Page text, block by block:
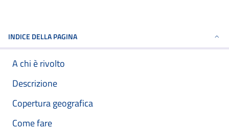
INDICE DELLA PAGINA
A chi è rivolto
Descrizione
Copertura geografica
Come fare